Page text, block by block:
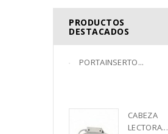
PRODUCTOS
DESTACADOS
PORTAINSERTO...
CABEZA
LECTORA...